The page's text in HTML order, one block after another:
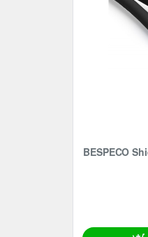
BESPECO Shielded Flat Cable, 2 channel